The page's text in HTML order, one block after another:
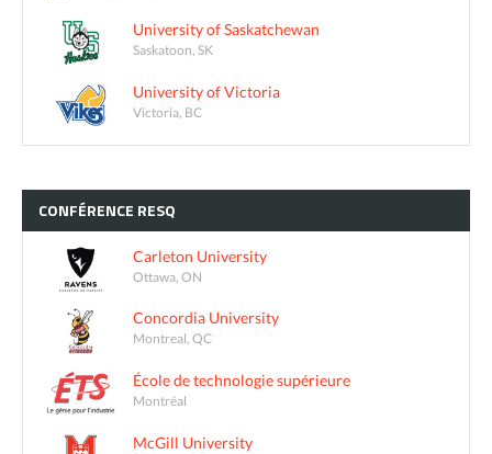
University of Saskatchewan
Saskatoon, SK
University of Victoria
Victoria, BC
CONFÉRENCE RESQ
Carleton University
Ottawa, ON
Concordia University
Montreal, QC
École de technologie supérieure
Montréal
McGill University